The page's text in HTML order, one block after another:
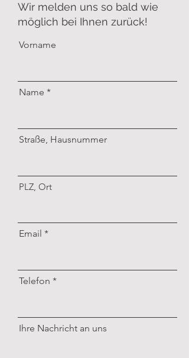
Wir melden uns so bald wie
möglich bei Ihnen zurück!
Vorname
Name
Straße, Hausnummer
PLZ, Ort
Email
Telefon
Ihre Nachricht an uns